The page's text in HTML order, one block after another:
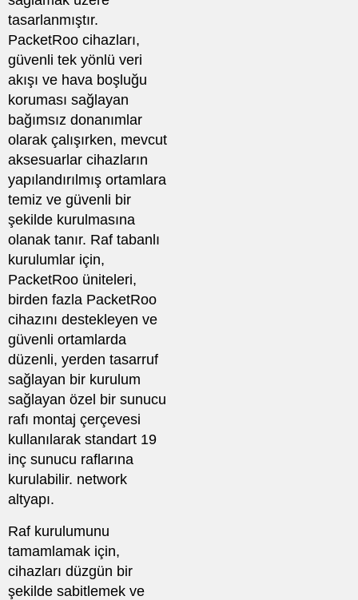
tasarlanmıştır.
PacketRoo cihazları,
güvenli tek yönlü veri
akışı ve hava boşluğu
koruması sağlayan
bağımsız donanımlar
olarak çalışırken, mevcut
aksesuarlar cihazların
yapılandırılmış ortamlara
temiz ve güvenli bir
şekilde kurulmasına
olanak tanır. Raf tabanlı
kurulumlar için,
PacketRoo üniteleri,
birden fazla PacketRoo
cihazını destekleyen ve
güvenli ortamlarda
düzenli, yerden tasarruf
sağlayan bir kurulum
sağlayan özel bir sunucu
rafı montaj çerçevesi
kullanılarak standart 19
inç sunucu raflarına
kurulabilir. network
altyapı.
Raf kurulumunu
tamamlamak için,
cihazları düzgün bir
şekilde sabitlemek ve